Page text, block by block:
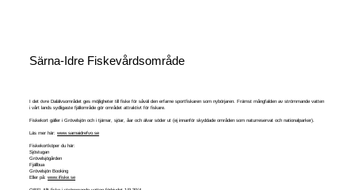
Särna-Idre Fiskevårdsområde
I det övre Dalälvsområdet ges möjligheter till fiske för såväl den erfarne sportfiskaren som nybörjaren. Främst mångfalden av strömmande vatten
i vårt lands sydligaste fjällområde gör området attraktivt för fiskare.
Fiskekort gäller i Grövelsjön och i tjärnar, sjöar, åar och älvar söder ut (ej innanför skyddade områden som naturreservat och nationalparker).
Läs mer här:www.sarnaidrefvo.se
Fiskekortköper du här:
Sjöstugan
Grövelsjögården
Fjällbua
Grövelsjön Booking
Eller på:www.ifiske.se